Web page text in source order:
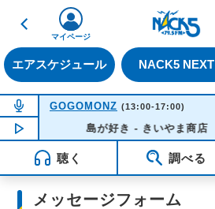
戻る
エアスケジュール NACK5 NEXT
マイページ
NOW ON AIR
GOGOMONZ (13:00-17:00)
NOW PLAYING15:57
島が好き - きいやま商店
聴く 調べる
メッセージフォーム